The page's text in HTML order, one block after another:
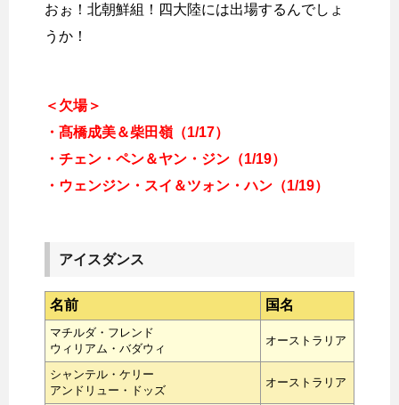
おぉ！北朝鮮組！四大陸には出場するんでしょ
うか！
＜欠場＞
・髙橋成美＆柴田嶺（1/17）
・チェン・ペン＆ヤン・ジン（1/19）
・ウェンジン・スイ＆ツォン・ハン（1/19）
アイスダンス
名前 国名
マチルダ・フレンド
ウィリアム・バダウィ
オーストラリア
シャンテル・ケリー
アンドリュー・ドッズ
オーストラリア